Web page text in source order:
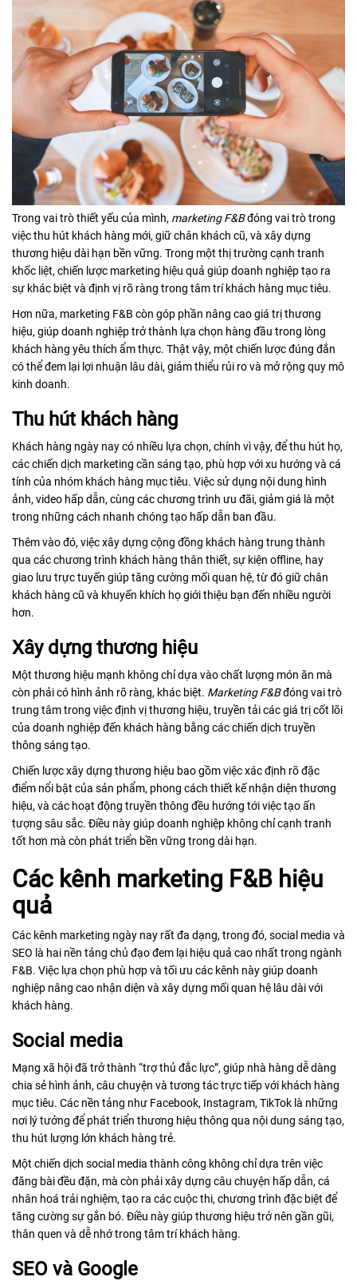
Trong vai trò thiết yếu của mình, marketing F&Bđóng vai trò trong
việc thu hút khách hàng mới, giữ chân khách cũ, và xây dựng
thương hiệu dài hạn bền vững. Trong một thị trường cạnh tranh
khốc liệt, chiến lược marketing hiệu quả giúp doanh nghiệp tạo ra
sự khác biệt và định vị rõ ràng trong tâm trí khách hàng mục tiêu.
Hơn nữa, marketing F&B còn góp phần nâng cao giá trị thương
hiệu, giúp doanh nghiệp trở thành lựa chọn hàng đầu trong lòng
khách hàng yêu thích ẩm thực. Thật vậy, một chiến lược đúng đắn
có thể đem lại lợi nhuận lâu dài, giảm thiểu rủi ro và mở rộng quy mô
kinh doanh.
Thu hút khách hàng
Khách hàng ngày nay có nhiều lựa chọn, chính vì vậy, để thu hút họ,
các chiến dịch marketing cần sáng tạo, phù hợp với xu hướng và cá
tính của nhóm khách hàng mục tiêu. Việc sử dụng nội dung hình
ảnh, video hấp dẫn, cùng các chương trình ưu đãi, giảm giá là một
trong những cách nhanh chóng tạo hấp dẫn ban đầu.
Thêm vào đó, việc xây dựng cộng đồng khách hàng trung thành
qua các chương trình khách hàng thân thiết, sự kiện offline, hay
giao lưu trực tuyến giúp tăng cường mối quan hệ, từ đó giữ chân
khách hàng cũ và khuyến khích họ giới thiệu bạn đến nhiều người
hơn.
Xây dựng thương hiệu
Một thương hiệu mạnh không chỉ dựa vào chất lượng món ăn mà
còn phải có hình ảnh rõ ràng, khác biệt. Marketing F&Bđóng vai trò
trung tâm trong việc định vị thương hiệu, truyền tải các giá trị cốt lõi
của doanh nghiệp đến khách hàng bằng các chiến dịch truyền
thông sáng tạo.
Chiến lược xây dựng thương hiệu bao gồm việc xác định rõ đặc
điểm nổi bật của sản phẩm, phong cách thiết kế nhận diện thương
hiệu, và các hoạt động truyền thông đều hướng tới việc tạo ấn
tượng sâu sắc. Điều này giúp doanh nghiệp không chỉ cạnh tranh
tốt hơn mà còn phát triển bền vững trong dài hạn.
Các kênh marketing F&B hiệu
quả
Các kênh marketing ngày nay rất đa dạng, trong đó, social media và
SEO là hai nền tảng chủ đạo đem lại hiệu quả cao nhất trong ngành
F&B. Việc lựa chọn phù hợp và tối ưu các kênh này giúp doanh
nghiệp nâng cao nhận diện và xây dựng mối quan hệ lâu dài với
khách hàng.
Social media
Mạng xã hội đã trở thành “trợ thủ đắc lực”, giúp nhà hàng dễ dàng
chia sẻ hình ảnh, câu chuyện và tương tác trực tiếp với khách hàng
mục tiêu. Các nền tảng như Facebook, Instagram, TikTok là những
nơi lý tưởng để phát triển thương hiệu thông qua nội dung sáng tạo,
thu hút lượng lớn khách hàng trẻ.
Một chiến dịch social media thành công không chỉ dựa trên việc
đăng bài đều đặn, mà còn phải xây dựng câu chuyện hấp dẫn, cá
nhân hoá trải nghiệm, tạo ra các cuộc thi, chương trình đặc biệt để
tăng cường sự gắn bó. Điều này giúp thương hiệu trở nên gần gũi,
thân quen và dễ nhớ trong tâm trí khách hàng.
SEO và Google